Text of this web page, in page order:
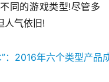
同的游戏类型!尽管多
人气依旧!